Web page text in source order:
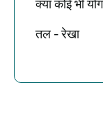
क्या कोई भी
तल - रेखा